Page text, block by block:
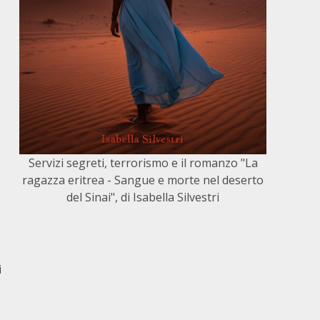
Servizi segreti, terrorismo e il romanzo "La
ragazza eritrea - Sangue e morte nel deserto
del Sinai", di Isabella Silvestri